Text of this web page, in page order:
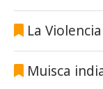
La Violencia
Muisca